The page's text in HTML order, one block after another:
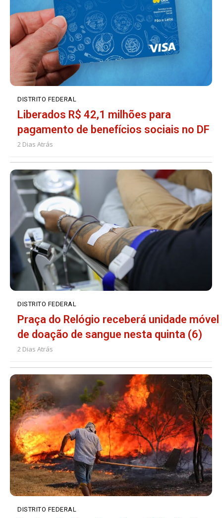
DISTRITO FEDERAL
Liberados R$ 42,1 milhões para
pagamento de benefícios sociais no DF
2 Dias Atrás
DISTRITO FEDERAL
Praça do Relógio receberá unidade móvel
de doação de sangue nesta quinta (6)
2 Dias Atrás
DISTRITO FEDERAL